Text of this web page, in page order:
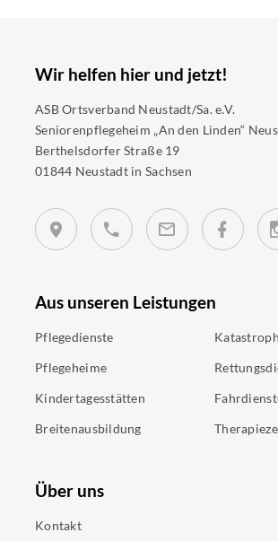
Wir helfen hier und jetzt!
ASB Ortsverband Neustadt/Sa. e.V.
Seniorenpflegeheim „An den Linden“
Berthelsdorfer Straße 19
01844 Neustadt in Sachsen
Aus unseren Leistungen
Pflegedienste
Pflegeheime
Kindertagesstätten
Breitenausbildung
Über uns
Kontakt